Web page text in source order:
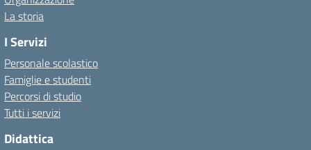
La storia
I Servizi
Personale scolastico
Famiglie e studenti
Percorsi di studio
Tutti i servizi
Didattica